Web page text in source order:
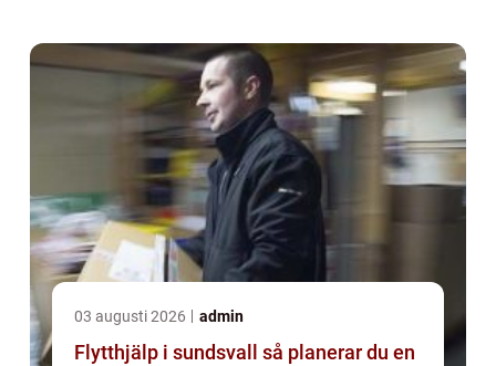
03 augusti 2026 admin
Flytthjälp i sundsvall så planerar du en